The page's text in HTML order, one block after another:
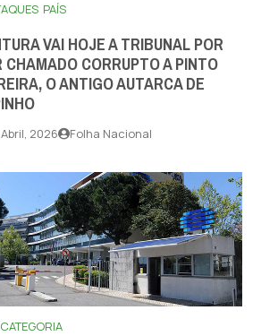
PAÍS
VAI HOJE A TRIBUNAL POR
CHAMADO CORRUPTO A PINTO
O ANTIGO AUTARCA DE
2026 Folha Nacional